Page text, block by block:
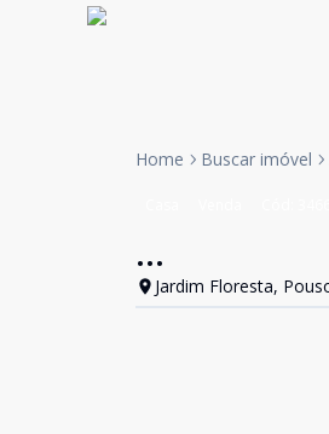
Home Buscar imóvel
...
Jardim Floresta,